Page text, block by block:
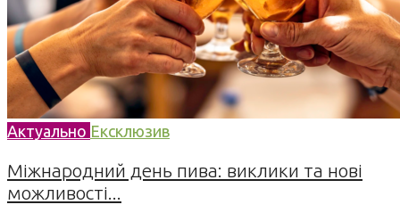
Актуально Ексклюзив
Міжнародний день пива: виклики та нові
можливості...